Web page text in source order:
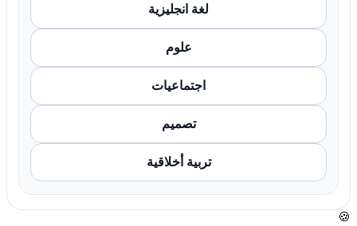
لغة انجليزية
علوم
اجتماعيات
تصميم
تربية أخلاقية
🍪